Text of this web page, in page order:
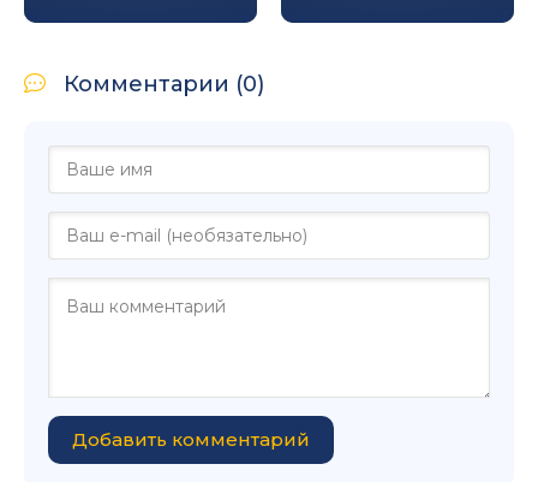
Комментарии (0)
Добавить комментарий